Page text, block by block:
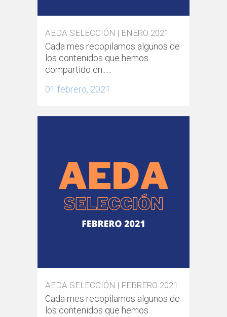
AEDA SELECCIÓN | ENERO 2021
Cada mes recopilamos algunos de
los contenidos que hemos
compartido en......
01 febrero, 2021
AEDA SELECCIÓN | FEBRERO 2021
Cada mes recopilamos algunos de
los contenidos que hemos